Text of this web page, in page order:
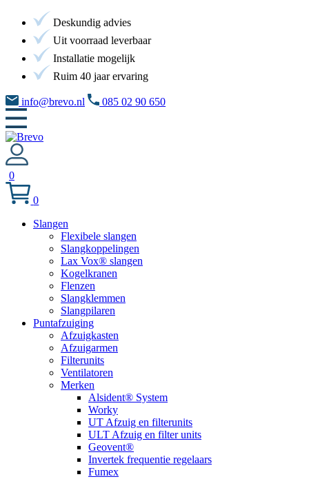
Deskundig advies
Uit voorraad leverbaar
Installatie mogelijk
Ruim 40 jaar ervaring
info@brevo.nl 085 02 90 650
0
0
Slangen
Flexibele slangen
Slangkoppelingen
Lax Vox® slangen
Kogelkranen
Flenzen
Slangklemmen
Slangpilaren
Puntafzuiging
Afzuigkasten
Afzuigarmen
Filterunits
Ventilatoren
Merken
Alsident® System
Worky
UT Afzuig en filterunits
ULT Afzuig en filter units
Geovent®
Invertek frequentie regelaars
Fumex